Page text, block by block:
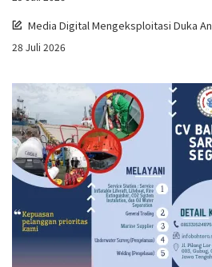
Media Digital Mengeksploitasi Duka
28 Juli 2026